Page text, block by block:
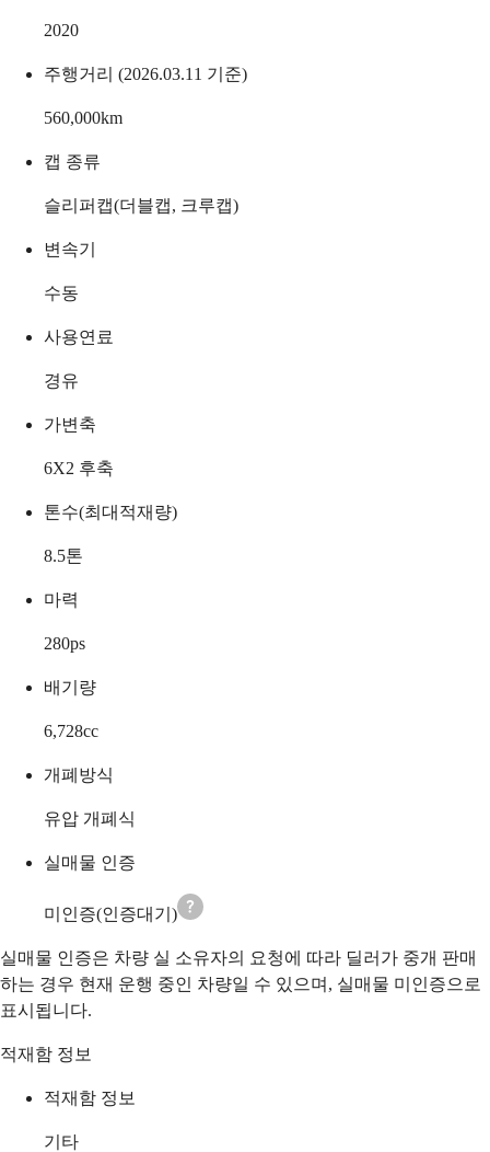
2020
주행거리 (2026.03.11 기준)
560,000km
캡 종류
슬리퍼캡(더블캡, 크루캡)
변속기
수동
사용연료
경유
가변축
6X2 후축
톤수(최대적재량)
8.5톤
마력
280ps
배기량
6,728cc
개폐방식
유압 개폐식
실매물 인증
미인증(인증대기)
실매물 인증은 차량 실 소유자의 요청에 따라 딜러가 중개 판매
하는 경우 현재 운행 중인 차량일 수 있으며, 실매물 미인증으로
표시됩니다.
적재함 정보
적재함 정보
기타